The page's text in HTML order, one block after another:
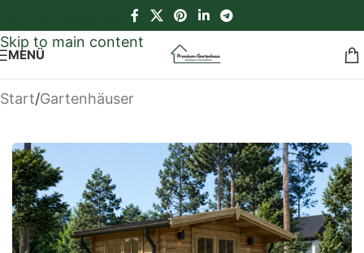
Skip to main content
MENÜ
Start/Gartenhäuser